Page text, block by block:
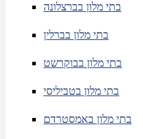
בתי מלון בברצלונה
בתי מלון בברלין
בתי מלון בבוקרשט
בתי מלון בטביליסי
בתי מלון באמסטרדם